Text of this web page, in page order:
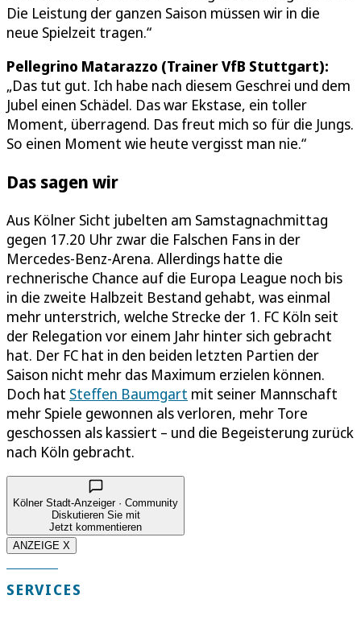
Die Leistung der ganzen Saison müssen wir in die
neue Spielzeit tragen.“
Pellegrino Matarazzo (Trainer VfB Stuttgart):
„Das tut gut. Ich habe nach diesem Geschrei und dem
Jubel einen Schädel. Das war Ekstase, ein toller
Moment, überragend. Das freut mich so für die Jungs.
So einen Moment wie heute vergisst man nie.“
Das sagen wir
Aus Kölner Sicht jubelten am Samstagnachmittag
gegen 17.20 Uhr zwar die Falschen Fans in der
Mercedes-Benz-Arena. Allerdings hatte die
rechnerische Chance auf die Europa League noch bis
in die zweite Halbzeit Bestand gehabt, was einmal
mehr unterstrich, welche Strecke der 1. FC Köln seit
der Relegation vor einem Jahr hinter sich gebracht
hat. Der FC hat in den beiden letzten Partien der
Saison nicht mehr das Maximum erzielen können.
Doch hat Steffen Baumgart mit seiner Mannschaft
mehr Spiele gewonnen als verloren, mehr Tore
geschossen als kassiert – und die Begeisterung zurück
nach Köln gebracht.
Kölner Stadt-Anzeiger · Community
Diskutieren Sie mit
Jetzt kommentieren
ANZEIGE X
SERVICES